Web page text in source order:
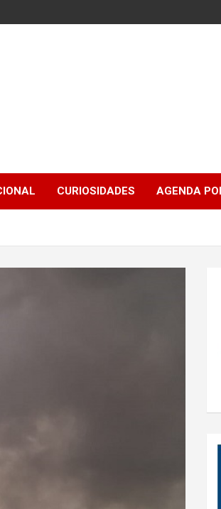
CURIOSIDADES AGENDA